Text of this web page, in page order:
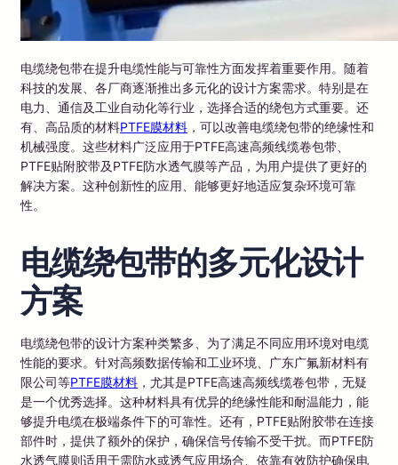
电缆绕包带在提升电缆性能与可靠性方面发挥着重要作用。随着
科技的发展、各厂商逐渐推出多元化的设计方案需求。特别是在
电力、通信及工业自动化等行业，选择合适的绕包方式重要。还
有、高品质的材料PTFE膜材料 ，可以改善电缆绕包带的绝缘性和
机械强度。这些材料广泛应用于PTFE高速高频线缆卷包带、
PTFE贴附胶带及PTFE防水透气膜等产品，为用户提供了更好的
解决方案。这种创新性的应用、能够更好地适应复杂环境可靠
性。
电缆绕包带的多元化设计
方案
电缆绕包带的设计方案种类繁多、为了满足不同应用环境对电缆
性能的要求。针对高频数据传输和工业环境、广东广氟新材料有
限公司等PTFE膜材料 ，尤其是PTFE高速高频线缆卷包带，无疑
是一个优秀选择。这种材料具有优异的绝缘性能和耐温能力，能
够提升电缆在极端条件下的可靠性。还有，PTFE贴附胶带在连接
部件时，提供了额外的保护，确保信号传输不受干扰。而PTFE防
水透气膜则适用于需防水或透气应用场合、依靠有效防护确保电